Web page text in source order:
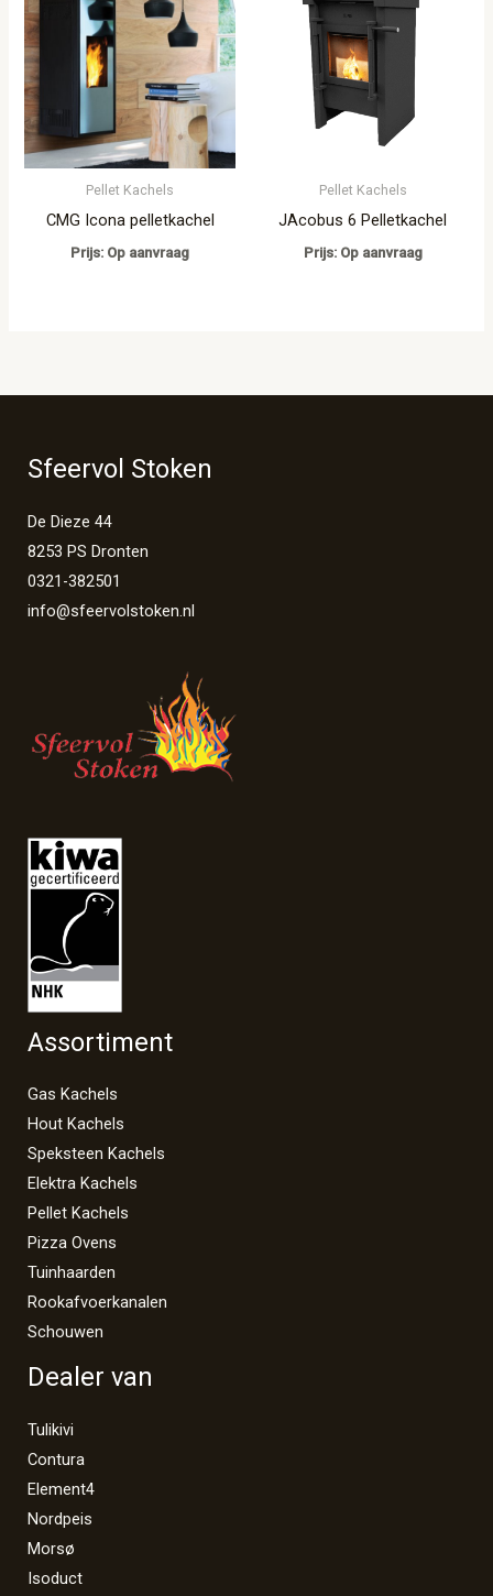
Pellet Kachels
CMG Icona pelletkachel
Prijs: Op aanvraag
Pellet Kachels
JAcobus 6 Pelletkachel
Prijs: Op aanvraag
Sfeervol Stoken
De Dieze 44
8253 PS Dronten
0321-382501
info@sfeervolstoken.nl
Assortiment
Gas Kachels
Hout Kachels
Speksteen Kachels
Elektra Kachels
Pellet Kachels
Pizza Ovens
Tuinhaarden
Rookafvoerkanalen
Schouwen
Dealer van
Tulikivi
Contura
Element4
Nordpeis
Morsø
Isoduct